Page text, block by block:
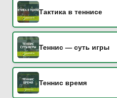
Тактика в теннисе
Теннис — суть игры
Теннис время